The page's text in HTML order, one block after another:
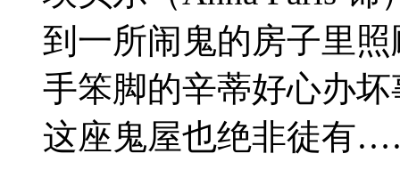
到一所闹鬼的房子里
手笨脚的辛蒂好心办
这座鬼屋也绝非徒有